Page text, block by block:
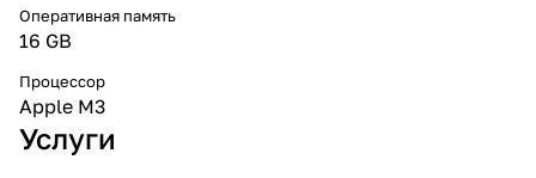
Оперативная память
16 GB
Процессор
Apple M3
Услуги